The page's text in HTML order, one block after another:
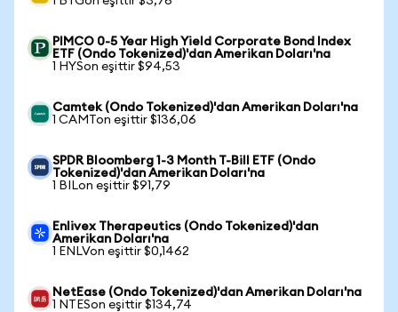
PIMCO 0-5 Year High Yield Corporate Bond Index
ETF (Ondo Tokenized)'dan Amerikan Doları'na
1 HYSon eşittir $94,53
Camtek (Ondo Tokenized)'dan Amerikan Doları'na
1 CAMTon eşittir $136,06
SPDR Bloomberg 1-3 Month T-Bill ETF (Ondo
Tokenized)'dan Amerikan Doları'na
1 BILon eşittir $91,79
Enlivex Therapeutics (Ondo Tokenized)'dan
Amerikan Doları'na
1 ENLVon eşittir $0,1462
NetEase (Ondo Tokenized)'dan Amerikan Doları'na
1 NTESon eşittir $134,74